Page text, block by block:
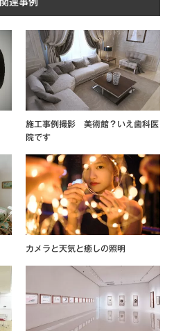
施工事例撮影 美術館？いえ歯科医
院です
カメラと天気と癒しの照明